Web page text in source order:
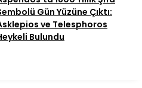
Gün Yüzüne Çıktı:
ve Telesphoros
Bulundu